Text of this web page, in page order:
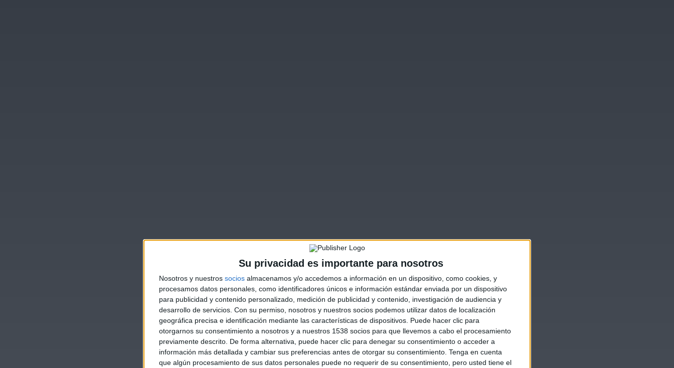
Su privacidad es importante para nosotros
Nosotros y nuestros socios almacenamos y/o accedemos a información en un dispositivo, como cookies, y
procesamos datos personales, como identificadores únicos e información estándar enviada por un dispositivo
para publicidad y contenido personalizado, medición de publicidad y contenido, investigación de audiencia y
desarrollo de servicios. Con su permiso, nosotros y nuestros socios podemos utilizar datos de localización
geográfica precisa e identificación mediante las características de dispositivos. Puede hacer clic para
otorgarnos su consentimiento a nosotros y a nuestros 1538 socios para que llevemos a cabo el procesamiento
previamente descrito. De forma alternativa, puede hacer clic para denegar su consentimiento o acceder a
información más detallada y cambiar sus preferencias antes de otorgar su consentimiento. Tenga en cuenta
que algún procesamiento de sus datos personales puede no requerir de su consentimiento, pero usted tiene el